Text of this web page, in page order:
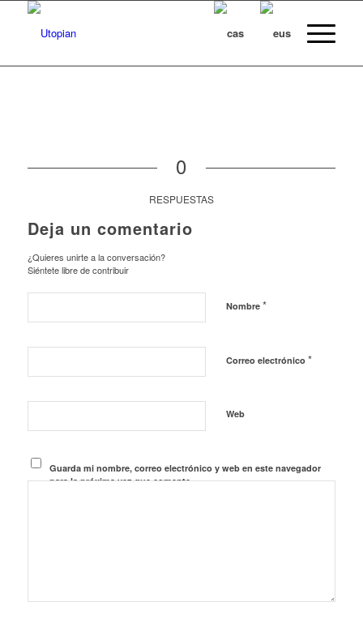
0
RESPUESTAS
Deja un comentario
¿Quieres unirte a la conversación?
Siéntete libre de contribuir
Nombre *
Correo electrónico *
Web
Guarda mi nombre, correo electrónico y web en este navegador
para la próxima vez que comente.